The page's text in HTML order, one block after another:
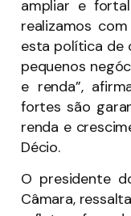
ampliar e
realizamos
esta política de
pequenos
e renda”,
fortes são
renda e
Décio.
O presidente
Câmara,